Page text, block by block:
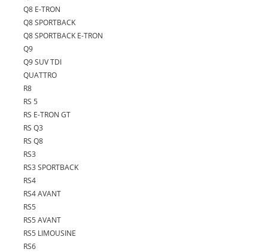
Q8 E-TRON
Q8 SPORTBACK
Q8 SPORTBACK E-TRON
Q9
Q9 SUV TDI
QUATTRO
R8
RS 5
RS E-TRON GT
RS Q3
RS Q8
RS3
RS3 SPORTBACK
RS4
RS4 AVANT
RS5
RS5 AVANT
RS5 LIMOUSINE
RS6